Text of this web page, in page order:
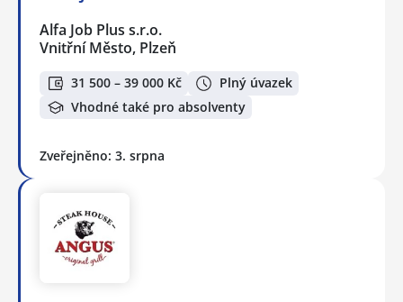
Alfa Job Plus s.r.o.
Vnitřní Město, Plzeň
31 500 – 39 000 Kč
Plný úvazek
Vhodné také pro absolventy
Zveřejněno: 3. srpna